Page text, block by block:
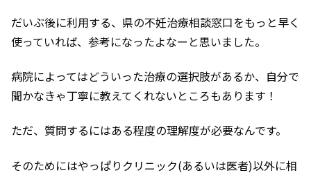
だいぶ後に利用する、県の不妊治療相談窓口をもっと早く
使っていれば、参考になったよなーと思いました。
病院によってはどういった治療の選択肢があるか、自分で
聞かなきゃ丁寧に教えてくれないところもあります！
ただ、質問するにはある程度の理解度が必要なんです。
そのためにはやっぱりクリニック(あるいは医者)以外に相